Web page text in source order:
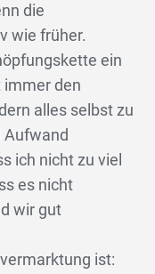
die
wie früher.
ein
immer den
alles selbst zu
Aufwand
ich nicht zu viel
es nicht
wir gut
ist: